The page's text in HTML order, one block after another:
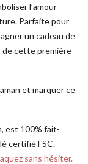
l’amour
Parfaite pour
un cadeau de
de cette première
et marquer ce
est 100% fait-
certifié FSC.
sans hésiter.